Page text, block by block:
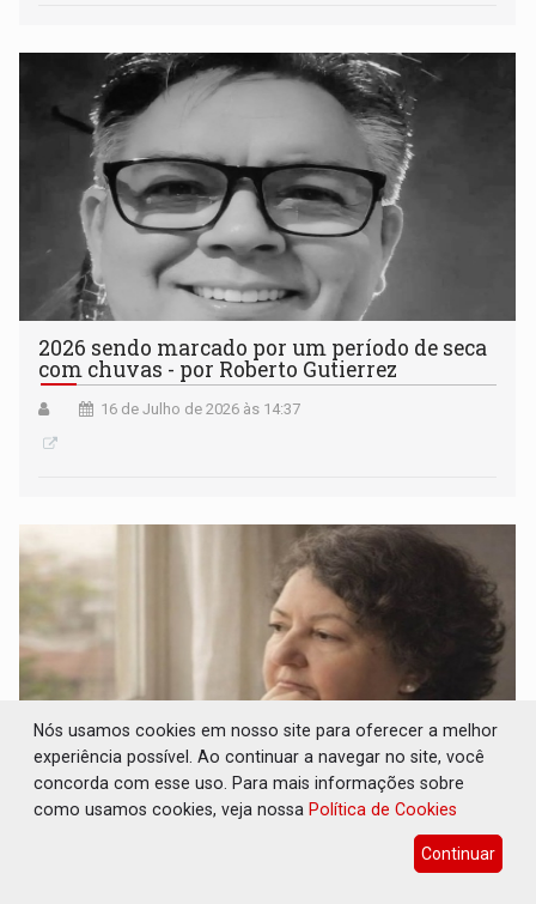
2026 sendo marcado por um período de seca
com chuvas - por Roberto Gutierrez
16 de Julho de 2026 às 14:37
À minha filha, Paulinha - por Sara Xavier
Nós usamos cookies em nosso site para oferecer a melhor
experiência possível. Ao continuar a navegar no site, você
concorda com esse uso. Para mais informações sobre
como usamos cookies, veja nossa Política de Cookies
Continuar